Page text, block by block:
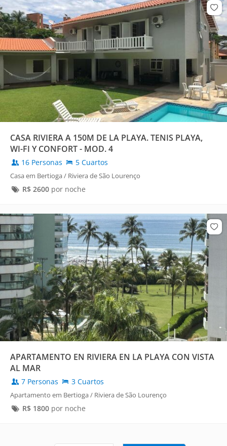
CASA RIVIERA A 150M DE LA PLAYA. TENIS PLAYA,
WI-FI Y CONFORT - MOD. 4
16 Personas 5 Cuartos
Casa em Bertioga / Riviera de São Lourenço
R$ 2600por noche
APARTAMENTO EN RIVIERA EN LA PLAYA CON VISTA
AL MAR
7 Personas 3 Cuartos
Apartamento em Bertioga / Riviera de São Lourenço
R$ 1800por noche